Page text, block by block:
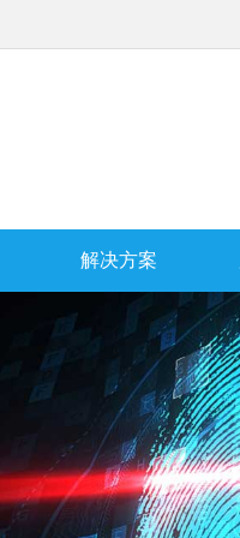
解决方案